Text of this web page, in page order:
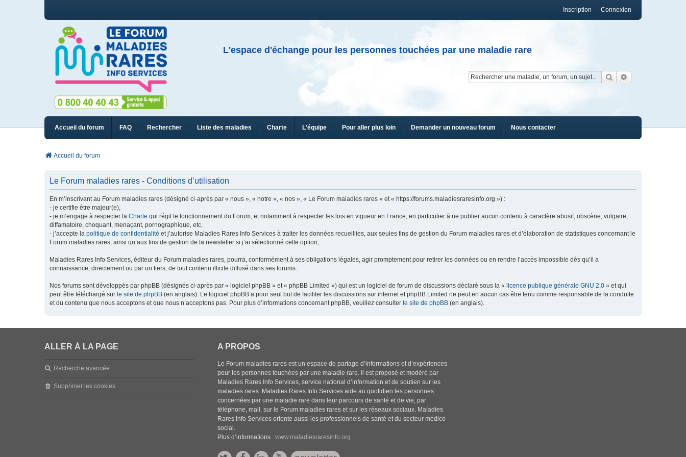
Connexion
Inscription
L'espace d'échange pour les personnes touchées par une maladie rare
Rechercher
Accueil du forum FAQ Rechercher Liste des maladies Charte L'équipe Pour aller plus loin Demander un nouveau forum Nous contacter
Accueil du forum
Le Forum maladies rares - Conditions d’utilisation
En m’inscrivant au Forum maladies rares (désigné ci-après par « nous », « notre », « nos », « Le Forum maladies rares » et « https://forums.maladiesraresinfo.org ») :
- je certifie être majeur(e),
- je m’engage à respecter la Charte qui régit le fonctionnement du Forum, et notamment à respecter les lois en vigueur en France, en particulier à ne publier aucun contenu à caractère abusif, obscène, vulgaire,
diffamatoire, choquant, menaçant, pornographique, etc,
- j’accepte la politique de confidentialité et j’autorise Maladies Rares Info Services à traiter les données recueillies, aux seules fins de gestion du Forum maladies rares et d’élaboration de statistiques concernant le
Forum maladies rares, ainsi qu’aux fins de gestion de la newsletter si j’ai sélectionné cette option,
Maladies Rares Info Services, éditeur du Forum maladies rares, pourra, conformément à ses obligations légales, agir promptement pour retirer les données ou en rendre l’accès impossible dès qu’il a
connaissance, directement ou par un tiers, de tout contenu illicite diffusé dans ses forums.
Nos forums sont développés par phpBB (désignés ci-après par « logiciel phpBB » et « phpBB Limited ») qui est un logiciel de forum de discussions déclaré sous la « licence publique générale GNU 2.0 » et qui
peut être téléchargé sur le site de phpBB (en anglais). Le logiciel phpBB a pour seul but de faciliter les discussions sur internet et phpBB Limited ne peut en aucun cas être tenu comme responsable de la conduite
et du contenu que nous acceptons et que nous n’acceptons pas. Pour plus d’informations concernant phpBB, veuillez consulter le site de phpBB (en anglais).
ALLER À LA PAGE
Recherche avancée
Supprimer les cookies
A PROPOS
Le Forum maladies rares est un espace de partage d’informations et d’expériences
pour les personnes touchées par une maladie rare. Il est proposé et modéré par
Maladies Rares Info Services, service national d’information et de soutien sur les
maladies rares. Maladies Rares Info Services aide au quotidien les personnes
concernées par une maladie rare dans leur parcours de santé et de vie, par
téléphone, mail, sur le Forum maladies rares et sur les réseaux sociaux. Maladies
Rares Info Services oriente aussi les professionnels de santé et du secteur médico-
social.
Plus d’informations :www.maladiesraresinfo.org